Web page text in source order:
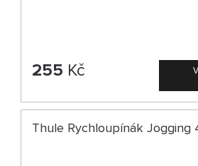
255 Kč
Thule Rychloupínák Jogging